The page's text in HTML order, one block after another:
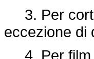
3. Per
eccezione di
4. Per film